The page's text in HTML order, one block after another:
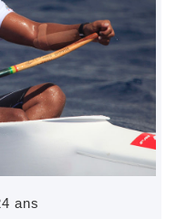
ans